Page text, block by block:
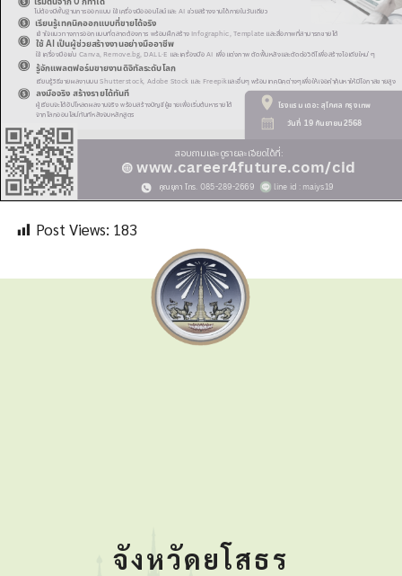
Post Views: 183
จังหวัดยโสธร